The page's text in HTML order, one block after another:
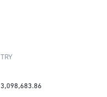
TRY
3,098,683.86